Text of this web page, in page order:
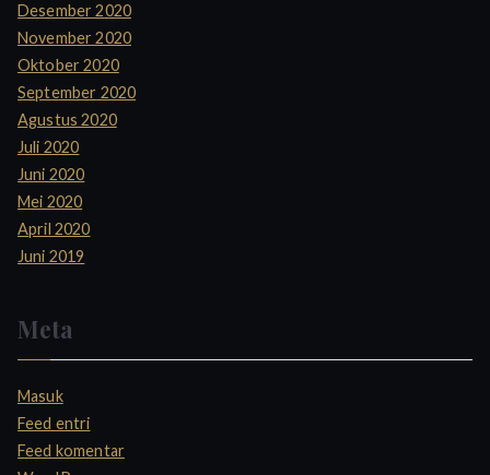
Desember 2020
November 2020
Oktober 2020
September 2020
Agustus 2020
Juli 2020
Juni 2020
Mei 2020
April 2020
Juni 2019
Meta
Masuk
Feed entri
Feed komentar